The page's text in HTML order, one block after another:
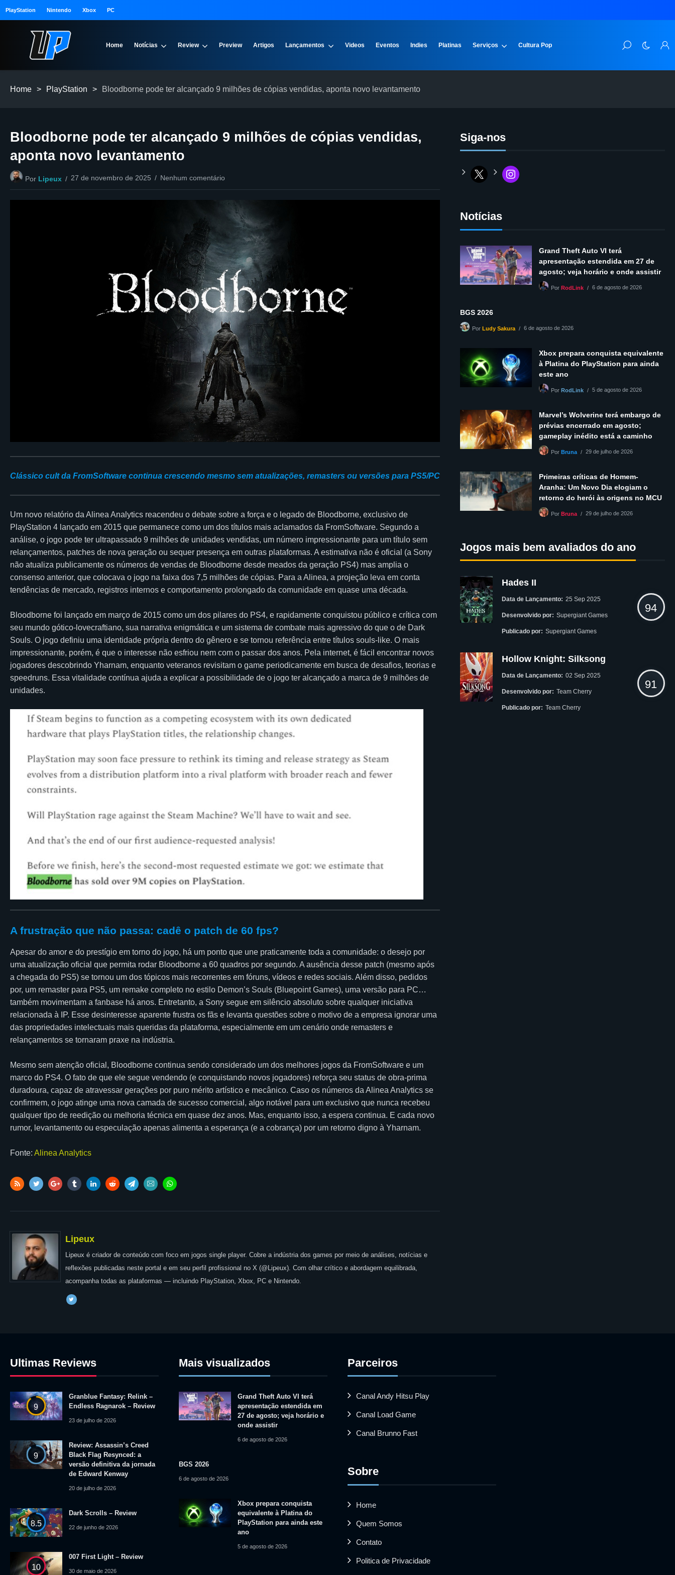
PlayStation Nintendo Xbox PC
Home Notícias Review Preview Artigos Lançamentos Videos Eventos Indies Platinas Serviços Cultura Pop
Home > PlayStation > Bloodborne pode ter alcançado 9 milhões de cópias vendidas, aponta novo levantamento
Bloodborne pode ter alcançado 9 milhões de cópias vendidas,
aponta novo levantamento
Por Lipeux 27 de novembro de 2025 Nenhum comentário
Clássico cult da FromSoftware continua crescendo mesmo sem atualizações, remasters ou versões para PS5/PC
Um novo relatório da Alinea Analytics reacendeu o debate sobre a força e o legado de Bloodborne, exclusivo de
PlayStation 4 lançado em 2015 que permanece como um dos títulos mais aclamados da FromSoftware. Segundo a
análise, o jogo pode ter ultrapassado 9 milhões de unidades vendidas, um número impressionante para um título sem
relançamentos, patches de nova geração ou sequer presença em outras plataformas. A estimativa não é oficial (a Sony
não atualiza publicamente os números de vendas de Bloodborne desde meados da geração PS4) mas amplia o
consenso anterior, que colocava o jogo na faixa dos 7,5 milhões de cópias. Para a Alinea, a projeção leva em conta
tendências de mercado, registros internos e comportamento prolongado da comunidade em quase uma década.
Bloodborne foi lançado em março de 2015 como um dos pilares do PS4, e rapidamente conquistou público e crítica com
seu mundo gótico-lovecraftiano, sua narrativa enigmática e um sistema de combate mais agressivo do que o de Dark
Souls. O jogo definiu uma identidade própria dentro do gênero e se tornou referência entre títulos souls-like. O mais
impressionante, porém, é que o interesse não esfriou nem com o passar dos anos. Pela internet, é fácil encontrar novos
jogadores descobrindo Yharnam, enquanto veteranos revisitam o game periodicamente em busca de desafios, teorias e
speedruns. Essa vitalidade contínua ajuda a explicar a possibilidade de o jogo ter alcançado a marca de 9 milhões de
unidades.
A frustração que não passa: cadê o patch de 60 fps?
Apesar do amor e do prestígio em torno do jogo, há um ponto que une praticamente toda a comunidade: o desejo por
uma atualização oficial que permita rodar Bloodborne a 60 quadros por segundo. A ausência desse patch (mesmo após
a chegada do PS5) se tornou um dos tópicos mais recorrentes em fóruns, vídeos e redes sociais. Além disso, pedidos
por, um remaster para PS5, um remake completo no estilo Demon’s Souls (Bluepoint Games), uma versão para PC…
também movimentam a fanbase há anos. Entretanto, a Sony segue em silêncio absoluto sobre qualquer iniciativa
relacionada à IP. Esse desinteresse aparente frustra os fãs e levanta questões sobre o motivo de a empresa ignorar uma
das propriedades intelectuais mais queridas da plataforma, especialmente em um cenário onde remasters e
relançamentos se tornaram praxe na indústria.
Mesmo sem atenção oficial, Bloodborne continua sendo considerado um dos melhores jogos da FromSoftware e um
marco do PS4. O fato de que ele segue vendendo (e conquistando novos jogadores) reforça seu status de obra-prima
duradoura, capaz de atravessar gerações por puro mérito artístico e mecânico. Caso os números da Alinea Analytics se
confirmem, o jogo atinge uma nova camada de sucesso comercial, algo notável para um exclusivo que nunca recebeu
qualquer tipo de reedição ou melhoria técnica em quase dez anos. Mas, enquanto isso, a espera continua. E cada novo
rumor, levantamento ou especulação apenas alimenta a esperança (e a cobrança) por um retorno digno à Yharnam.
Fonte: Alinea Analytics
Lipeux
Lipeux é criador de conteúdo com foco em jogos single player. Cobre a indústria dos games por meio de análises, notícias e
reflexões publicadas neste portal e em seu perfil profissional no X (@Lipeux). Com olhar crítico e abordagem equilibrada,
acompanha todas as plataformas — incluindo PlayStation, Xbox, PC e Nintendo.
Siga-nos
Notícias
Grand Theft Auto VI terá
apresentação estendida em 27 de
agosto; veja horário e onde assistir
PorRodLink 6 de agosto de 2026
BGS 2026
PorLudy Sakura 6 de agosto de 2026
Xbox prepara conquista equivalente
à Platina do PlayStation para ainda
este ano
PorRodLink 5 de agosto de 2026
Marvel’s Wolverine terá embargo de
prévias encerrado em agosto;
gameplay inédito está a caminho
PorBruna 29 de julho de 2026
Primeiras críticas de Homem-
Aranha: Um Novo Dia elogiam o
retorno do herói às origens no MCU
PorBruna 29 de julho de 2026
Jogos mais bem avaliados do ano
Hades II
Data de Lançamento: 25 Sep 2025
Desenvolvido por: Supergiant Games
Publicado por: Supergiant Games
94
Hollow Knight: Silksong
Data de Lançamento: 02 Sep 2025
Desenvolvido por: Team Cherry
Publicado por: Team Cherry
91
Ultimas Reviews
9
Granblue Fantasy: Relink –
Endless Ragnarok – Review
23 de julho de 2026
9
Review: Assassin’s Creed
Black Flag Resynced: a
versão definitiva da jornada
de Edward Kenway
20 de julho de 2026
8.5
Dark Scrolls – Review
22 de junho de 2026
10
007 First Light – Review
30 de maio de 2026
Mais visualizados
Grand Theft Auto VI terá
apresentação estendida em
27 de agosto; veja horário e
onde assistir
6 de agosto de 2026
BGS 2026
6 de agosto de 2026
Xbox prepara conquista
equivalente à Platina do
PlayStation para ainda este
ano
5 de agosto de 2026
Parceiros
Canal Andy Hitsu Play
Canal Load Game
Canal Brunno Fast
Sobre
Home
Quem Somos
Contato
Politica de Privacidade